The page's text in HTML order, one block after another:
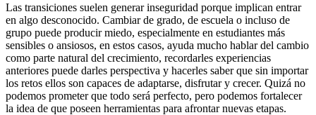
Las transiciones suelen generar inseguridad porque implican entrar
en algo desconocido. Cambiar de grado, de escuela o incluso de
grupo puede producir miedo, especialmente en estudiantes más
sensibles o ansiosos, en estos casos, ayuda mucho hablar del cambio
como parte natural del crecimiento, recordarles experiencias
anteriores puede darles perspectiva y hacerles saber que sin importar
los retos ellos son capaces de adaptarse, disfrutar y crecer. Quizá no
podemos prometer que todo será perfecto, pero podemos fortalecer
la idea de que poseen herramientas para afrontar nuevas etapas.